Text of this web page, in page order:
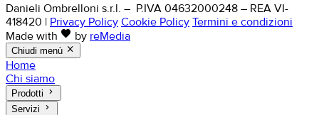
Danieli Ombrelloni s.r.l. – P.IVA 04632000248 – REA VI-
418420 | Privacy Policy Cookie Policy Termini e condizioni
Made with favorite by reMedia
Chiudi menù close
Home
Chi siamo
Prodotti keyboard_arrow_right
Servizi keyboard_arrow_right